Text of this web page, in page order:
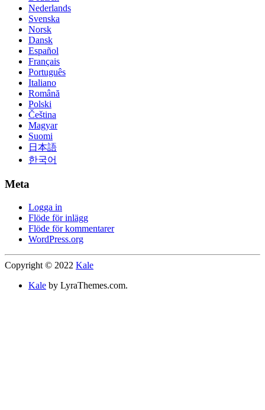
Nederlands
Svenska
Norsk
Dansk
Español
Français
Português
Italiano
Română
Polski
Čeština
Magyar
Suomi
日本語
한국어
Meta
Logga in
Flöde för inlägg
Flöde för kommentarer
WordPress.org
Copyright © 2022 Kale
Kale by LyraThemes.com.